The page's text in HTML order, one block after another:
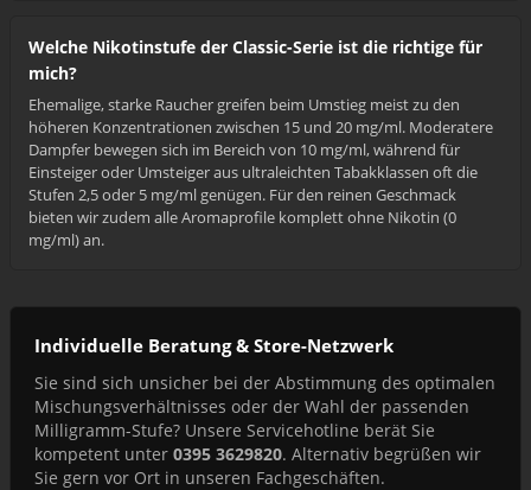
Welche Nikotinstufe der Classic-Serie ist die richtige für
mich?
Ehemalige, starke Raucher greifen beim Umstieg meist zu den
höheren Konzentrationen zwischen 15 und 20 mg/ml. Moderatere
Dampfer bewegen sich im Bereich von 10 mg/ml, während für
Einsteiger oder Umsteiger aus ultraleichten Tabakklassen oft die
Stufen 2,5 oder 5 mg/ml genügen. Für den reinen Geschmack
bieten wir zudem alle Aromaprofile komplett ohne Nikotin (0
mg/ml) an.
Individuelle Beratung & Store-Netzwerk
Sie sind sich unsicher bei der Abstimmung des optimalen
Mischungsverhältnisses oder der Wahl der passenden
Milligramm-Stufe? Unsere Servicehotline berät Sie
kompetent unter 0395 3629820. Alternativ begrüßen wir
Sie gern vor Ort in unseren Fachgeschäften.